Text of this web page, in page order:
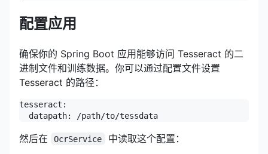
配置应用
确保你的 Spring Boot 应用能够访问 Tesseract 的二
进制文件和训练数据。你可以通过配置文件设置
Tesseract 的路径：
tesseract:
datapath: /path/to/tessdata
然后在 OcrService 中读取这个配置：